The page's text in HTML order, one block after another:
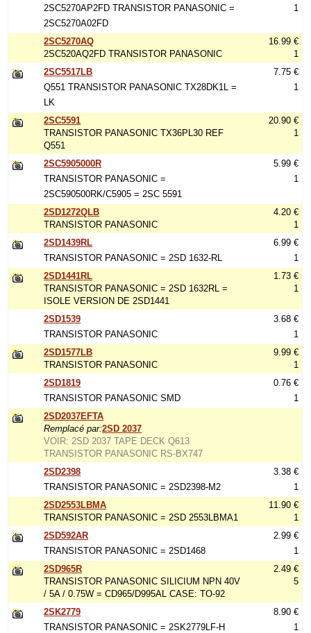
2SC5270AP2FD TRANSISTOR PANASONIC =
2SC5270A02FD
1
2SC5270AQ
2SC520AQ2FD TRANSISTOR PANASONIC
16.99 €
1
2SC5517LB
Q551 TRANSISTOR PANASONIC TX28DK1L =
LK
7.75 €
1
2SC5591
TRANSISTOR PANASONIC TX36PL30 REF
Q551
20.90 €
1
2SC5905000R
TRANSISTOR PANASONIC =
2SC590500RK/C5905 = 2SC 5591
5.99 €
1
2SD1272QLB
TRANSISTOR PANASONIC
4.20 €
1
2SD1439RL
TRANSISTOR PANASONIC = 2SD 1632-RL
6.99 €
1
2SD1441RL
TRANSISTOR PANASONIC = 2SD 1632RL =
ISOLE VERSION DE 2SD1441
1.73 €
1
2SD1539
TRANSISTOR PANASONIC
3.68 €
1
2SD1577LB
TRANSISTOR PANASONIC
9.99 €
1
2SD1819
TRANSISTOR PANASONIC SMD
0.76 €
1
2SD2037EFTA
Remplacé par:2SD 2037
VOIR: 2SD 2037 TAPE DECK Q613
TRANSISTOR PANASONIC RS-BX747
2SD2398
TRANSISTOR PANASONIC = 2SD2398-M2
3.38 €
1
2SD2553LBMA
TRANSISTOR PANASONIC = 2SD 2553LBMA1
11.90 €
1
2SD592AR
TRANSISTOR PANASONIC = 2SD1468
2.99 €
1
2SD965R
TRANSISTOR PANASONIC SILICIUM NPN 40V
/ 5A / 0.75W = CD965/D995AL CASE: TO-92
2.49 €
5
2SK2779
TRANSISTOR PANASONIC = 2SK2779LF-H
8.90 €
1